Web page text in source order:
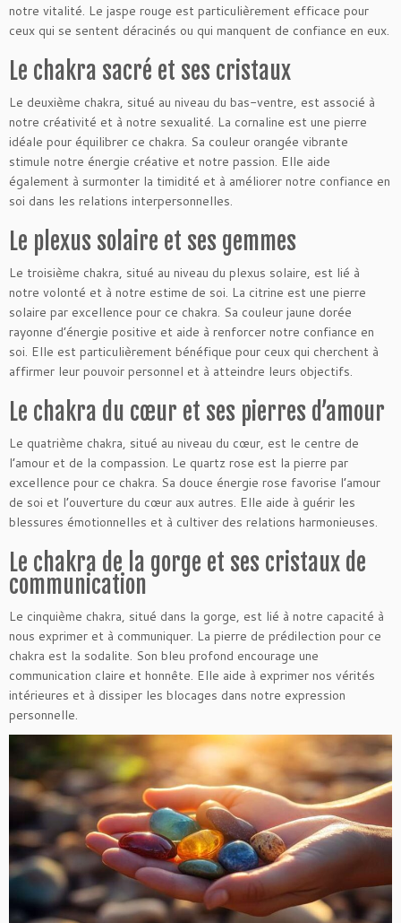
notre vitalité. Le jaspe rouge est particulièrement efficace pour
ceux qui se sentent déracinés ou qui manquent de confiance en eux.
Le chakra sacré et ses cristaux
Le deuxième chakra, situé au niveau du bas-ventre, est associé à
notre créativité et à notre sexualité. La cornaline est une pierre
idéale pour équilibrer ce chakra. Sa couleur orangée vibrante
stimule notre énergie créative et notre passion. Elle aide
également à surmonter la timidité et à améliorer notre confiance en
soi dans les relations interpersonnelles.
Le plexus solaire et ses gemmes
Le troisième chakra, situé au niveau du plexus solaire, est lié à
notre volonté et à notre estime de soi. La citrine est une pierre
solaire par excellence pour ce chakra. Sa couleur jaune dorée
rayonne d’énergie positive et aide à renforcer notre confiance en
soi. Elle est particulièrement bénéfique pour ceux qui cherchent à
affirmer leur pouvoir personnel et à atteindre leurs objectifs.
Le chakra du cœur et ses pierres d’amour
Le quatrième chakra, situé au niveau du cœur, est le centre de
l’amour et de la compassion. Le quartz rose est la pierre par
excellence pour ce chakra. Sa douce énergie rose favorise l’amour
de soi et l’ouverture du cœur aux autres. Elle aide à guérir les
blessures émotionnelles et à cultiver des relations harmonieuses.
Le chakra de la gorge et ses cristaux de
communication
Le cinquième chakra, situé dans la gorge, est lié à notre capacité à
nous exprimer et à communiquer. La pierre de prédilection pour ce
chakra est la sodalite. Son bleu profond encourage une
communication claire et honnête. Elle aide à exprimer nos vérités
intérieures et à dissiper les blocages dans notre expression
personnelle.